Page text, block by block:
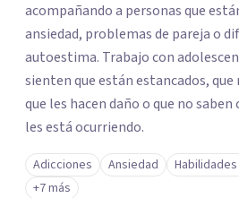
acompañando a personas que
ansiedad, problemas de pareja o
autoestima. Trabajo con
sienten que están estancados,
que les hacen daño o que no
les está ocurriendo.
Adicciones Ansiedad
+7 más